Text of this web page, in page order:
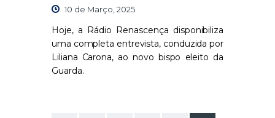
10 de Março, 2025
Hoje, a Rádio Renascença disponibiliza
uma completa entrevista, conduzida por
Liliana Carona, ao novo bispo eleito da
Guarda.